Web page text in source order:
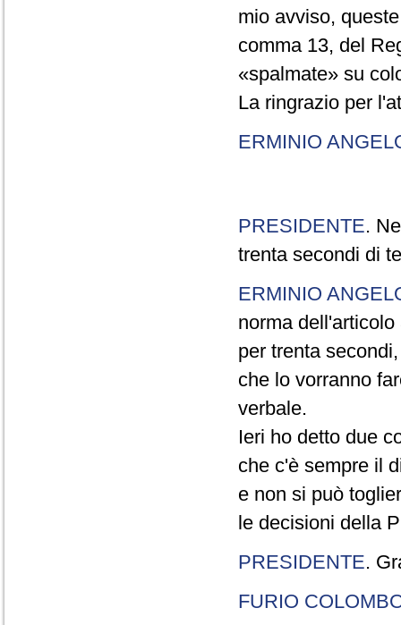
mio avviso,
comma 13, del
«spalmate» su
La ringrazio per
ERMINIO
PRESIDENTE.
trenta secondi di
ERMINIO
norma
per trenta
che lo vorranno
verbale.
Ieri ho detto due
che c'è sempre il
e non si può
le decisioni della
PRESIDENTE.
FURIO